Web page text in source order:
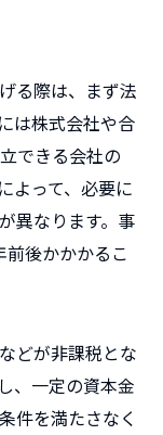
る際は、まず法
は株式会社や合
できる会社の
よって、必要に
異なります。事
後かかかるこ
どが非課税とな
、一定の資本金
件を満たさなく